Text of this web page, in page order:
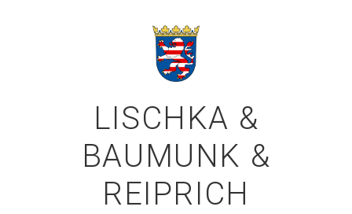
LISCHKA &
BAUMUNK &
REIPRICH